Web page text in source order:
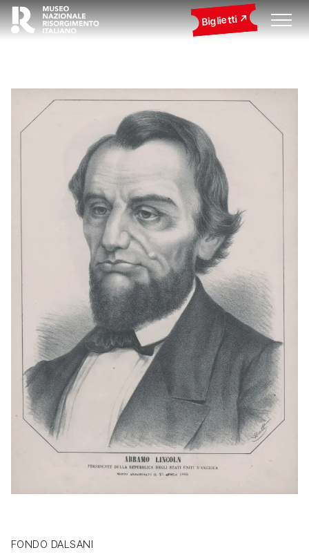
Biglietti
FONDO DALSANI